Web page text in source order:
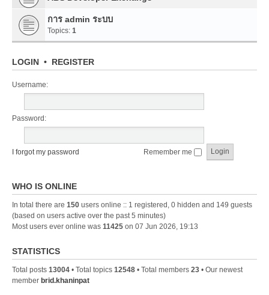
การ admin ระบบ
Topics: 1
LOGIN • REGISTER
Username:
Password:
I forgot my password Remember me
WHO IS ONLINE
In total there are 150 users online :: 1 registered, 0 hidden and 149 guests
(based on users active over the past 5 minutes)
Most users ever online was 11425 on 07 Jun 2026, 19:13
STATISTICS
Total posts 13004 • Total topics 12548 • Total members 23 • Our newest
member brid.khaninpat